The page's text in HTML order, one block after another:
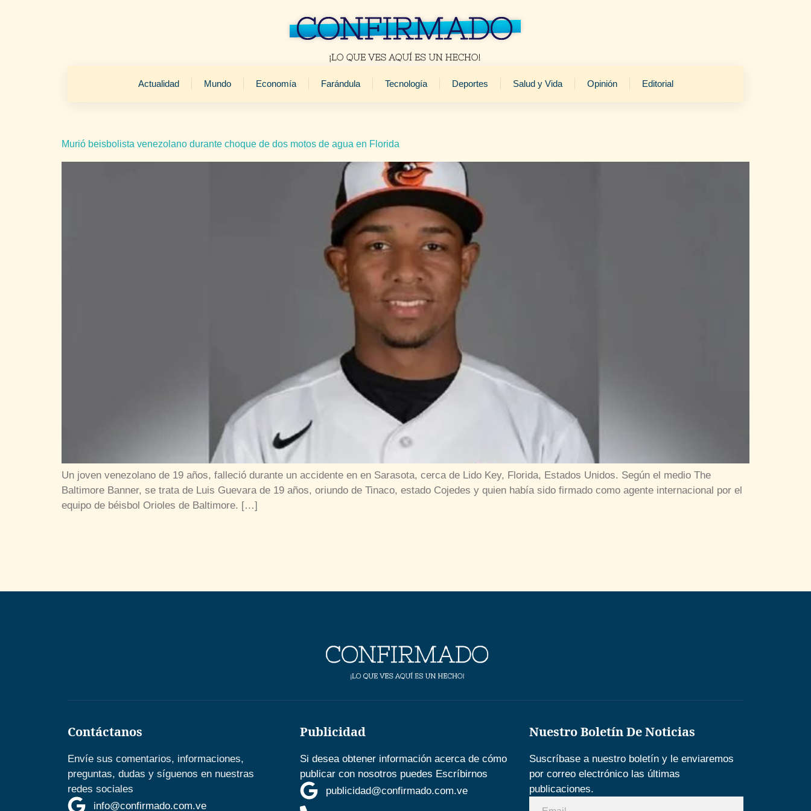
Actualidad Mundo Economía Farándula Tecnología Deportes Salud y Vida Opinión Editorial
Murió beisbolista venezolano durante choque de dos motos de agua en Florida
Un joven venezolano de 19 años, falleció durante un accidente en en Sarasota, cerca de Lido Key, Florida, Estados Unidos. Según el medio The
Baltimore Banner, se trata de Luis Guevara de 19 años, oriundo de Tinaco, estado Cojedes y quien había sido firmado como agente internacional por el
equipo de béisbol Orioles de Baltimore. […]
Contáctanos
Envíe sus comentarios, informaciones,
preguntas, dudas y síguenos en nuestras
redes sociales
info@confirmado.com.ve
Publicidad
Si desea obtener información acerca de cómo
publicar con nosotros puedes Escríbirnos
publicidad@confirmado.com.ve
Nuestro Boletín De Noticias
Suscríbase a nuestro boletín y le enviaremos
por correo electrónico las últimas
publicaciones.